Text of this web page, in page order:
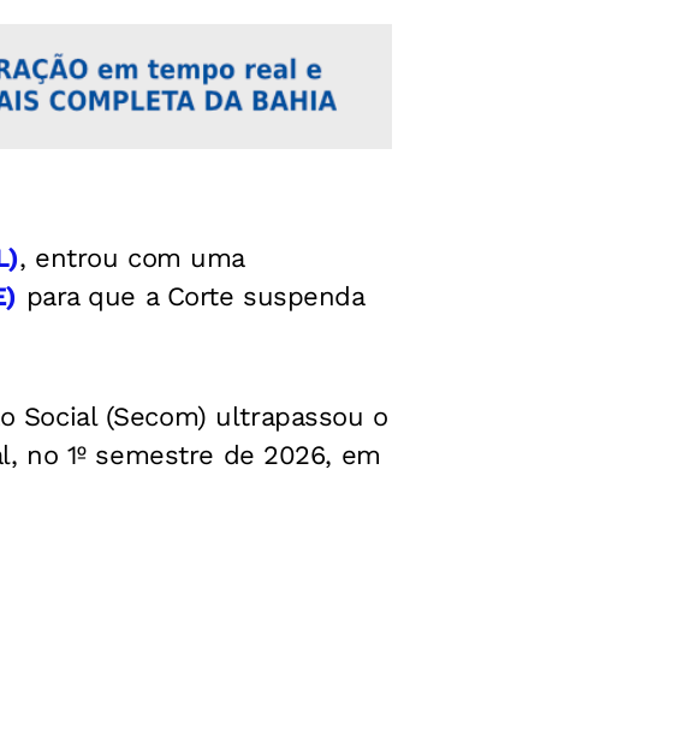
, entrou com uma
para que a Corte suspenda
Social (Secom) ultrapassou o
no 1º semestre de 2026, em